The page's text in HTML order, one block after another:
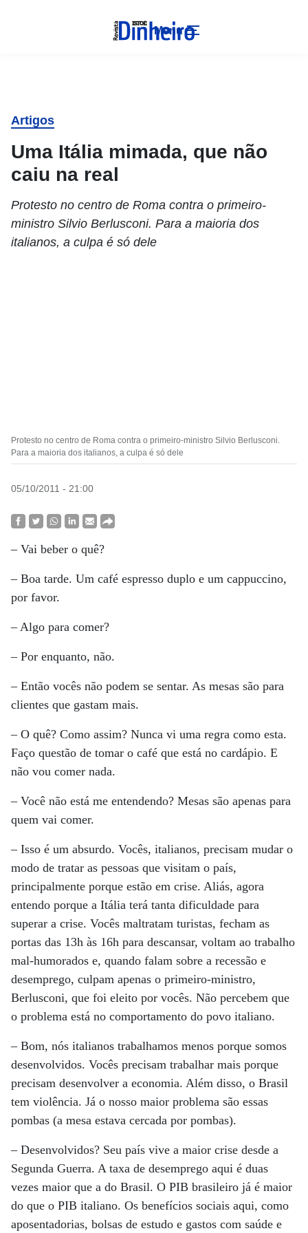
Menu
Artigos
Uma Itália mimada, que não
caiu na real
Protesto no centro de Roma contra o primeiro-
ministro Silvio Berlusconi. Para a maioria dos
italianos, a culpa é só dele
Protesto no centro de Roma contra o primeiro-ministro Silvio Berlusconi.
Para a maioria dos italianos, a culpa é só dele
05/10/2011 - 21:00
– Vai beber o quê?
– Boa tarde. Um café espresso duplo e um cappuccino,
por favor.
– Algo para comer?
– Por enquanto, não.
– Então vocês não podem se sentar. As mesas são para
clientes que gastam mais.
– O quê? Como assim? Nunca vi uma regra como esta.
Faço questão de tomar o café que está no cardápio. E
não vou comer nada.
– Você não está me entendendo? Mesas são apenas para
quem vai comer.
– Isso é um absurdo. Vocês, italianos, precisam mudar o
modo de tratar as pessoas que visitam o país,
principalmente porque estão em crise. Aliás, agora
entendo porque a Itália terá tanta dificuldade para
superar a crise. Vocês maltratam turistas, fecham as
portas das 13h às 16h para descansar, voltam ao trabalho
mal-humorados e, quando falam sobre a recessão e
desemprego, culpam apenas o primeiro-ministro,
Berlusconi, que foi eleito por vocês. Não percebem que
o problema está no comportamento do povo italiano.
– Bom, nós italianos trabalhamos menos porque somos
desenvolvidos. Vocês precisam trabalhar mais porque
precisam desenvolver a economia. Além disso, o Brasil
tem violência. Já o nosso maior problema são essas
pombas (a mesa estava cercada por pombas).
– Desenvolvidos? Seu país vive a maior crise desde a
Segunda Guerra. A taxa de desemprego aqui é duas
vezes maior que a do Brasil. O PIB brasileiro já é maior
do que o PIB italiano. Os benefícios sociais aqui, como
aposentadorias, bolsas de estudo e gastos com saúde e